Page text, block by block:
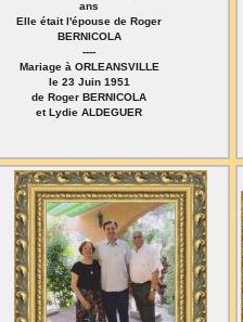
ans
Elle était l'épouse de Roger
BERNICOLA
----
Mariage à ORLEANSVILLE
le 23 Juin 1951
de Roger BERNICOLA
et Lydie ALDEGUER